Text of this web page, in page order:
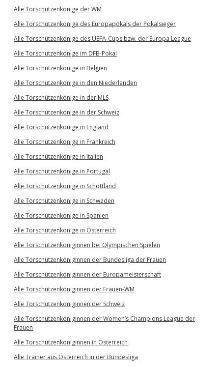
Alle Torschützenkönige der WM
Alle Torschützenkönige des Europapokals der Pokalsieger
Alle Torschützenkönige des UEFA-Cups bzw. der Europa League
Alle Torschützenkönige im DFB-Pokal
Alle Torschützenkönige in Belgien
Alle Torschützenkönige in den Niederlanden
Alle Torschützenkönige in der MLS
Alle Torschützenkönige in der Schweiz
Alle Torschützenkönige in England
Alle Torschützenkönige in Frankreich
Alle Torschützenkönige in Italien
Alle Torschützenkönige in Portugal
Alle Torschützenkönige in Schottland
Alle Torschützenkönige in Schweden
Alle Torschützenkönige in Spanien
Alle Torschützenkönige in Österreich
Alle Torschützenköniginnen bei Olympischen Spielen
Alle Torschützenköniginnen der Bundesliga der Frauen
Alle Torschützenköniginnen der Europameisterschaft
Alle Torschützenköniginnen der Frauen-WM
Alle Torschützenköniginnen der Schweiz
Alle Torschützenköniginnen der Women’s Champions League der
Frauen
Alle Torschützenköniginnen in Österreich
Alle Trainer aus Österreich in der Bundesliga